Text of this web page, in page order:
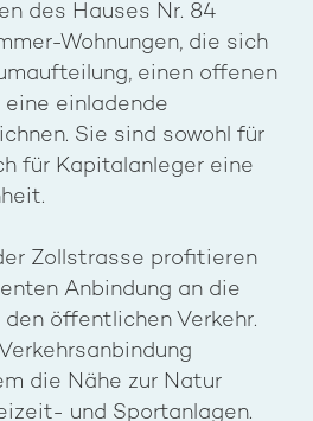
des Hauses Nr. 84
Wohnungen, die sich
einen offenen
eine einladende
Sie sind sowohl für
für Kapitalanleger eine
Zollstrasse profitieren
Anbindung an die
öffentlichen Verkehr.
die Nähe zur Natur
und Sportanlagen.